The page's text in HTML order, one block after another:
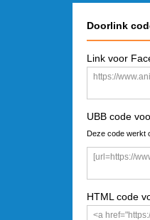
Doorlink
Link voor
UBB code
Deze code werkt
HTML code